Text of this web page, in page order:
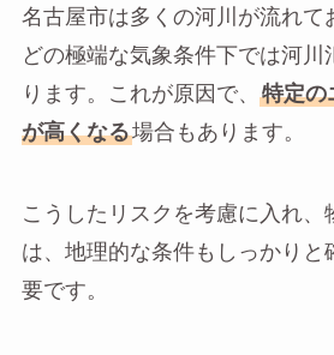
名古屋市は多くの河川が流れて
どの極端な気象条件下では河川
ります。これが原因で、
特定の
が高くなる場合もあります。
こうしたリスクを考慮に入れ、
は、地理的な条件もしっかりと
要です。